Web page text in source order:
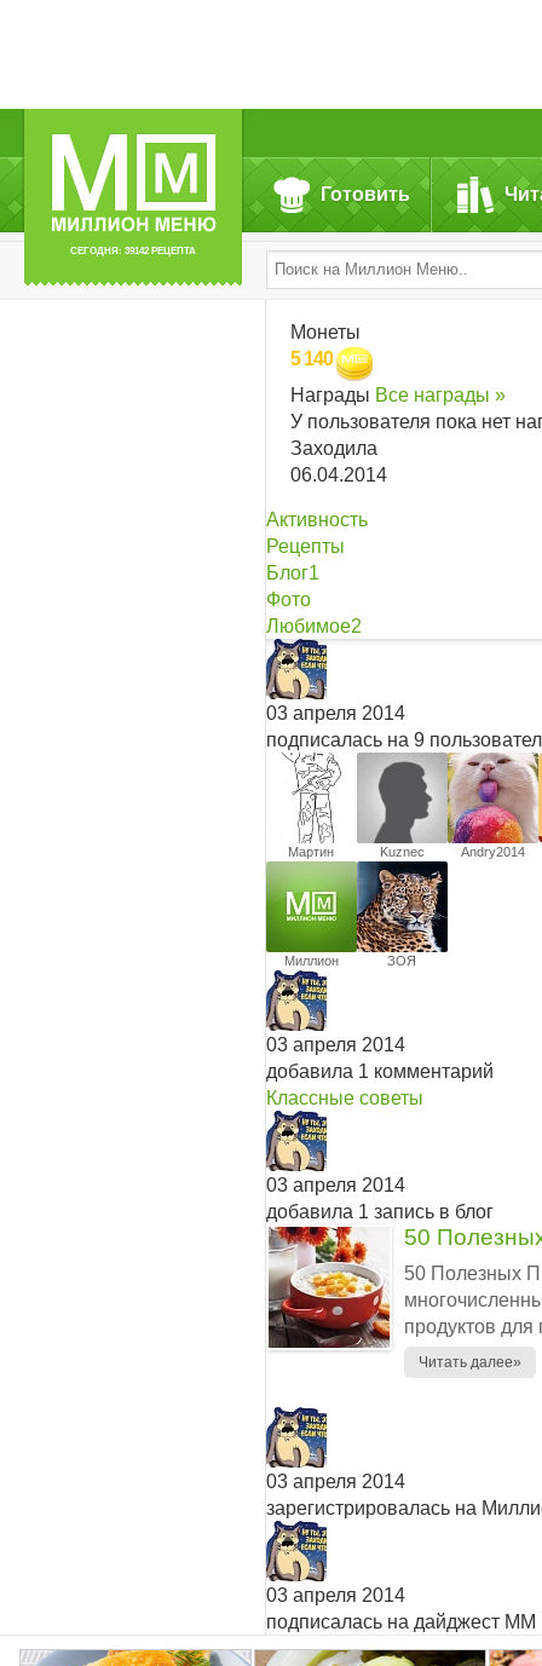
СЕГОДНЯ: 39142 РЕЦЕПТА
Готовить
Монеты
5 140
Награды Все награды »
У пользователя пока нет
Заходила
06.04.2014
Активность
Рецепты
Блог1
Фото
Любимое2
03 апреля 2014
подписалась на 9
Мартин
Kuznec Andry2014
Миллион
Меню
ЗОЯ
03 апреля 2014
добавила 1 комментарий
Классные советы
03 апреля 2014
добавила 1 запись в блог
50
50 Полезных
продуктов для
Читать далее»
03 апреля 2014
зарегистрировалась на
03 апреля 2014
подписалась на дайджест ММ